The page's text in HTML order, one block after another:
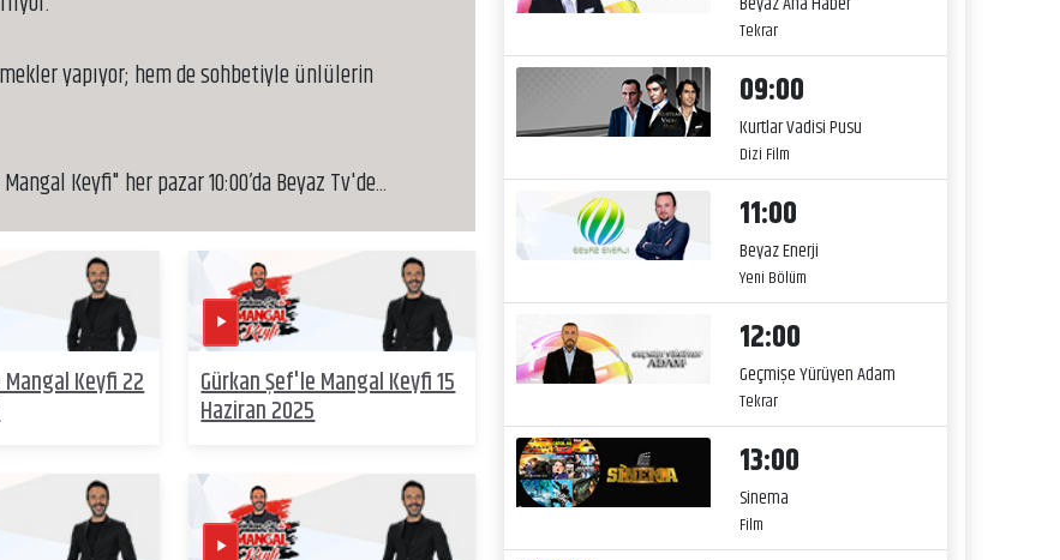
yapıyor; hem de sohbetiyle ünlülerin
Keyfi" her pazar 10:00’da Beyaz Tv'de...
Keyfi 22 Gürkan Şef'le Mangal Keyfi 15
Haziran 2025
Tekrar
09:00
Kurtlar Vadisi Pusu
Dizi Film
11:00
Beyaz Enerji
Yeni Bölüm
12:00
Geçmişe Yürüyen Adam
Tekrar
13:00
Sinema
Film